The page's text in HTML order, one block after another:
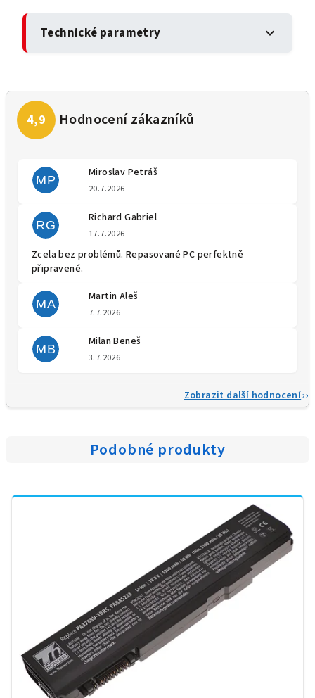
Technické parametry expand_more
MP
Miroslav Petráš
20.7.2026
RG
Richard Gabriel
17.7.2026
Zcela bez problémů. Repasované PC perfektně
připravené.
MA
Martin Aleš
7.7.2026
MB
Milan Beneš
3.7.2026
Zobrazit další hodnocení
Podobné produkty